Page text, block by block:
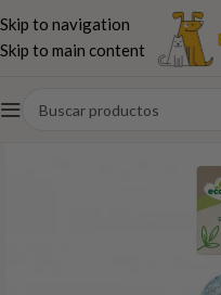
Skip to navigation
Skip to main content
Inicio Perros Paseo,juguetes...